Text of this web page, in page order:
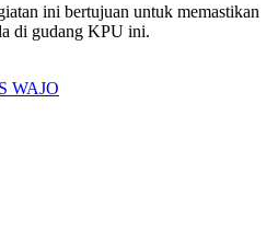
ini bertujuan untuk memastikan
di gudang KPU ini.
WAJO